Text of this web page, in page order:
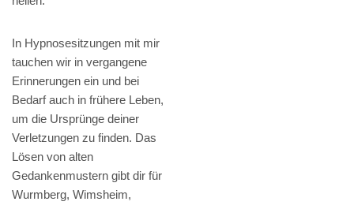
In Hypnosesitzungen mit mir
tauchen wir in vergangene
Erinnerungen ein und bei
Bedarf auch in frühere Leben,
um die Ursprünge deiner
Verletzungen zu finden. Das
Lösen von alten
Gedankenmustern gibt dir für
Wurmberg, Wimsheim,